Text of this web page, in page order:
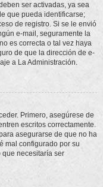
ser activadas, ya sea
que pueda identificarse;
de registro. Si se le envió
e-mail, seguramente la
es correcta o tal vez haya
de que la dirección de e-
a La Administración.
Primero, asegúrese de
escritos correctamente.
asegurarse de que no ha
mal configurado por su
necesitaría ser